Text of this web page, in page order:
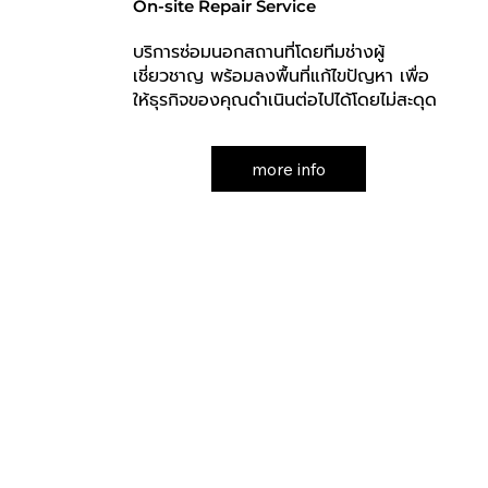
more info
บริการซ่อมนอกสถานที่โดยทีมช่างผู้
เชี่ยวชาญ พร้อมลงพื้นที่แก้ไขปัญหา เพื่อ
ให้ธุรกิจของคุณดำเนินต่อไปได้โดยไม่สะดุด
On-site Repair Service